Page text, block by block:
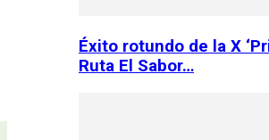
Éxito rotundo de la X
Ruta El Sabor…